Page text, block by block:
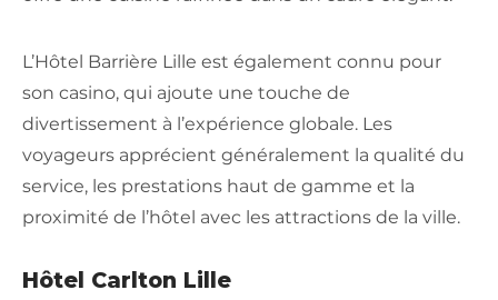
L’Hôtel Barrière Lille est également connu pour
son casino, qui ajoute une touche de
divertissement à l’expérience globale. Les
voyageurs apprécient généralement la qualité du
service, les prestations haut de gamme et la
proximité de l’hôtel avec les attractions de la ville.
Hôtel Carlton Lille